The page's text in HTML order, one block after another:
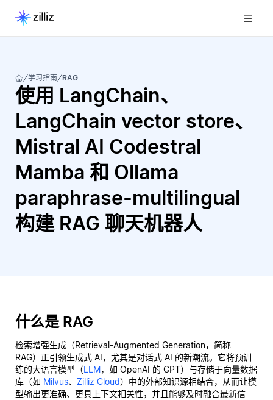
学习指南 RAG
使用 LangChain、
LangChain vector store、
Mistral AI Codestral
Mamba 和 Ollama
paraphrase-multilingual
构建 RAG 聊天机器人
什么是 RAG
检索增强生成（Retrieval-Augmented Generation，简称
RAG）正引领生成式 AI，尤其是对话式 AI 的新潮流。它将预训
练的大语言模型（LLM，如 OpenAI 的 GPT）与存储于向量数据
库（如 Milvus、 Zilliz Cloud）中的外部知识源相结合，从而让模
型输出更准确、更具上下文相关性，并且能够及时融合最新信